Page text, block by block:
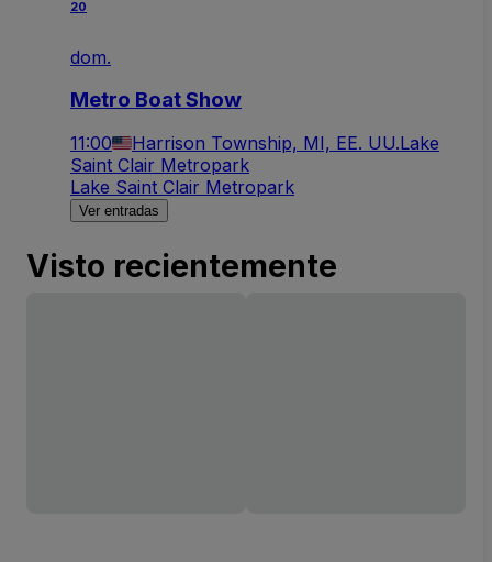
20
dom.
Metro Boat Show
11:00 Harrison Township, MI, EE. UU.Lake
Saint Clair Metropark
Lake Saint Clair Metropark
Ver entradas
Visto recientemente